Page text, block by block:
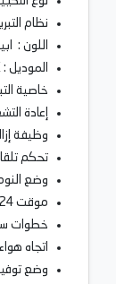
نظام
اللون :
الموديل : BICT1820X
خاصية
إعادة
وظيفة
تحكم
وضع
موقت 24 ساعة
خطوات
اتجاه
وضع